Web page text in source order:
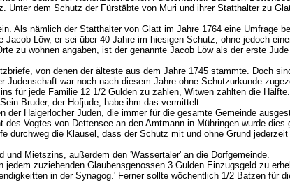
Unter dem Schutz der Fürstäbte von Muri und ihrer Statthalter zu
Als nämlich der Statthalter von Glatt im Jahre 1764 eine Umfrage
Löw, er sei über 40 Jahre im hiesigen Schutz, ohne jedoch
zu wohnen angaben, ist der genannte Jacob Löw als der erste
von denen der älteste aus dem Jahre 1745 stammte. Doch
war noch nach diesem Jahre ohne Schutzurkunde
für jede Familie 12 1/2 Gulden zu zahlen, Witwen zahlten die
Bruder, der Hofjude, habe ihm das vermittelt.
Haigerlocher Juden, die immer für die gesamte Gemeinde
Vogtes von Dettensee an den Amtmann in Mühringen wurde dies
durchweg die Klausel, dass der Schutz mit und ohne Grund jederzeit
Mietszins, außerdem den 'Wassertaler' an die Dorfgemeinde.
zuziehenden Glaubensgenossen 3 Gulden Einzugsgeld zu
in der Synagog.' Ferner sollte wöchentlich 1/2 Batzen für